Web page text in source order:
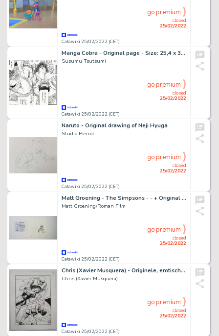
Catawiki 25/02/2022 (CET)
closed
25/02/2022
go premium
Manga Cobra - Original page - Size: 25,4 x 36 cm. - (1992)
Susumu Tsutsumi
Catawiki 25/02/2022 (CET)
closed
25/02/2022
go premium
Naruto - Original drawing of Neji Hyuga
Studio Pierrot
Catawiki 25/02/2022 (CET)
closed
25/02/2022
go premium
Matt Groening - The Simpsons - - + Original Animation Production Drawing + - Exemplaire unique - (1989/2021)
Matt Groening/Roman Film
Catawiki 25/02/2022 (CET)
closed
25/02/2022
go premium
Chris (Xavier Musquera) - Originele, erotische pagina - Formaat: 18 x 24 cm.
Chris (Xavier Musquera)
Catawiki 25/02/2022 (CET)
closed
25/02/2022
go premium